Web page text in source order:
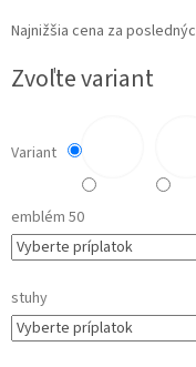
Jednotková
cena:
Najnižšia cena za
Zvoľte variant
Variant
emblém 50
stuhy